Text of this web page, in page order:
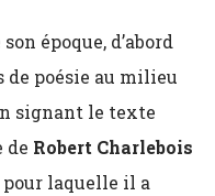
époque, d’abord
poésie au milieu
signant le texte
de Robert Charlebois
pour laquelle il a